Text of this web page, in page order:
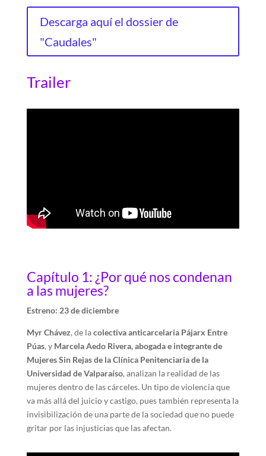
Descarga aquí el dossier de
"Caudales"
Trailer
Capítulo 1: ¿Por qué nos condenan
a las mujeres?
Estreno: 23 de diciembre
Myr Chávez, de lacolectiva anticarcelaria Pájarx Entre
Púas, y Marcela Aedo Rivera, abogada e integrante de
Mujeres Sin Rejas de la Clínica Penitenciaria de la
Universidad de Valparaíso, analizan la realidad de las
mujeres dentro de las cárceles. Un tipo de violencia que
va más allá del juicio y castigo, pues también representa la
invisibilización de una parte de la sociedad que no puede
gritar por las injusticias que las afectan.